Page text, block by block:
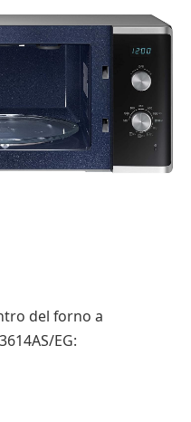
del forno a
EG: